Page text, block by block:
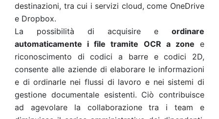
destinazioni, tra cui i servizi cloud, come OneDrive
e Dropbox.
La possibilità di acquisire e ordinare
automaticamente i file tramite OCR a zone e
riconoscimento di codici a barre e codici 2D,
consente alle aziende di elaborare le informazioni
e di ordinarle nei flussi di lavoro e nei sistemi di
gestione documentale esistenti. Ciò contribuisce
ad agevolare la collaborazione tra i team e